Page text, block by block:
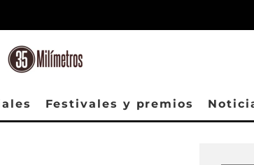
Festivales y premios